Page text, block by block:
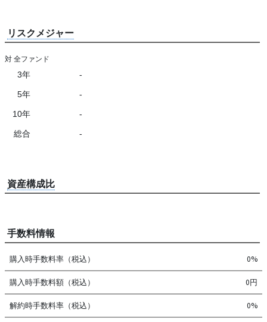
リスクメジャー
対 全ファンド
3年 -
5年 -
10年 -
総合 -
資産構成比
手数料情報
購入時手数料率（税込） 0%
購入時手数料額（税込） 0円
解約時手数料率（税込） 0%